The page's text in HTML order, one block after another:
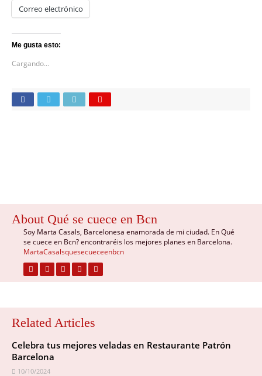
Correo electrónico
Me gusta esto:
Cargando...
About Qué se cuece en Bcn
Soy Marta Casals, Barcelonesa enamorada de mi ciudad. En Qué
se cuece en Bcn? encontraréis los mejores planes en Barcelona.
MartaCasalsquesecueceenbcn
Related Articles
Celebra tus mejores veladas en Restaurante Patrón
Barcelona
10/10/2024